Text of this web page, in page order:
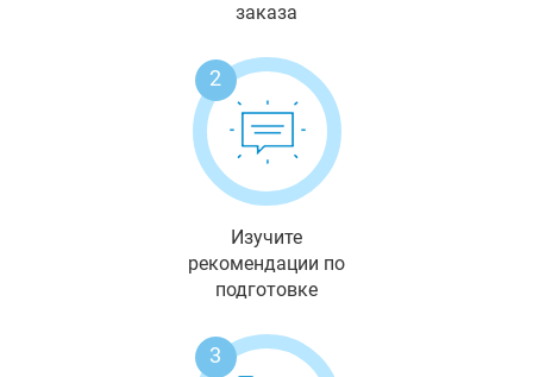
заказа
2
Изучите
рекомендации по
подготовке
3